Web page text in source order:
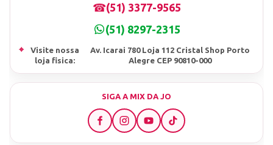
☎(51) 3377-9565
(51) 8297-2315
⌖
Visite nossa
loja fisica:
Av. Icarai 780 Loja 112 Cristal Shop Porto
Alegre CEP 90810-000
SIGA A MIX DA JO